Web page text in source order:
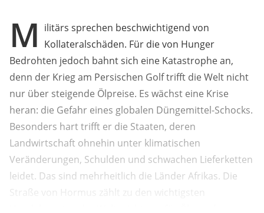
M ilitärs sprechen beschwichtigend von
Kollateralschäden. Für die von Hunger
Bedrohten jedoch bahnt sich eine Katastrophe an,
denn der Krieg am Persischen Golf trifft die Welt nicht
nur über steigende Ölpreise. Es wächst eine Krise
heran: die Gefahr eines globalen Düngemittel-Schocks.
Besonders hart trifft er die Staaten, deren
Landwirtschaft ohnehin unter klimatischen
Veränderungen, Schulden und schwachen Lieferketten
leidet. Das sind mehrheitlich die Länder Afrikas. Die
Straße von Hormus zählt zu den wichtigsten